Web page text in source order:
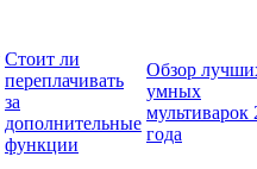
Стоит ли
переплачивать
за
дополнительные
функции
Обзор
умных
мультиварок
года